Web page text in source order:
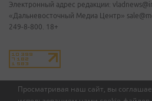
Просматривая наш сайт, вы
Электронный адрес редакции:
«Дальневосточный Медиа Центр»
249-8-800. 18+